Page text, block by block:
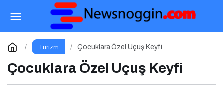
Turizm Çocuklara Özel Uçuş Keyfi
Çocuklara Özel Uçuş Keyfi
Antalya’da 3 Günde Gezilecek Yerler
Yorum Yap